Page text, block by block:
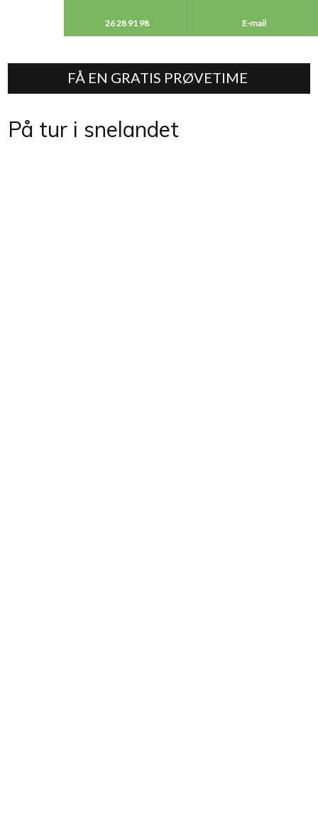
FÅ EN GRATIS PRØVETIME ​
På tur i snelandet
26 28 91 98​ E-mail